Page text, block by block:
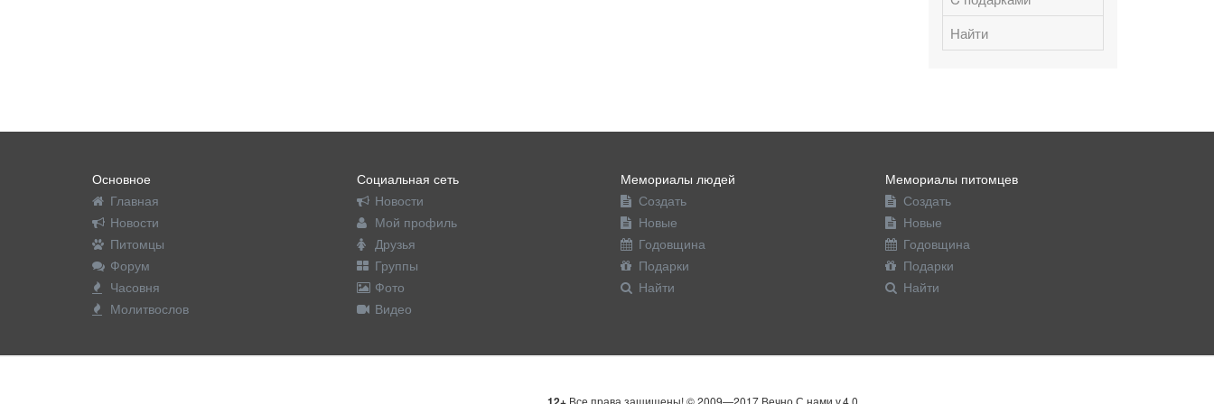
Найти
Основное
Главная
Новости
Питомцы
Форум
Часовня
Молитвослов
Социальная сеть
Новости
Мой профиль
Друзья
Группы
Фото
Видео
Мемориалы людей
Создать
Новые
Годовщина
Подарки
Найти
Мемориалы питомцев
Создать
Новые
Годовщина
Подарки
Найти